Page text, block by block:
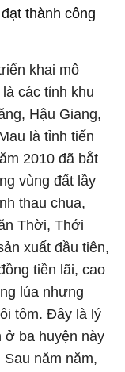
thành công
khai mô
các tỉnh khu
Hậu Giang,
là tỉnh tiến
2010 đã bắt
vùng đất lầy
thau chua,
Thời, Thới
xuất đầu tiên,
tiền lãi, cao
lúa nhưng
tôm. Đây là lý
ở ba huyện này
năm năm,